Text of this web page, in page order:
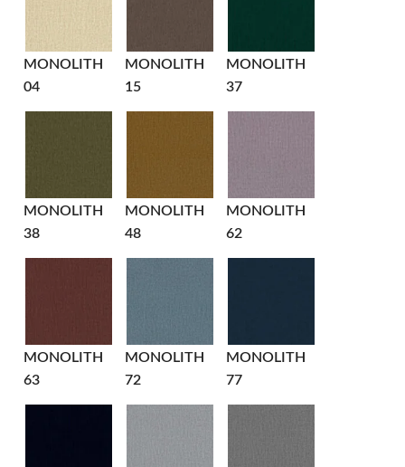
MONOLITH
04
MONOLITH
15
MONOLITH
37
MONOLITH
38
MONOLITH
48
MONOLITH
62
MONOLITH
63
MONOLITH
72
MONOLITH
77